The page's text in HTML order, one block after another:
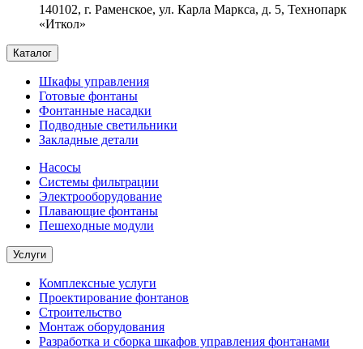
140102, г. Раменское, ул. Карла Маркса, д. 5, Технопарк
«Иткол»
Каталог
Шкафы управления
Готовые фонтаны
Фонтанные насадки
Подводные светильники
Закладные детали
Насосы
Системы фильтрации
Электрооборудование
Плавающие фонтаны
Пешеходные модули
Услуги
Комплексные услуги
Проектирование фонтанов
Строительство
Монтаж оборудования
Разработка и сборка шкафов управления фонтанами